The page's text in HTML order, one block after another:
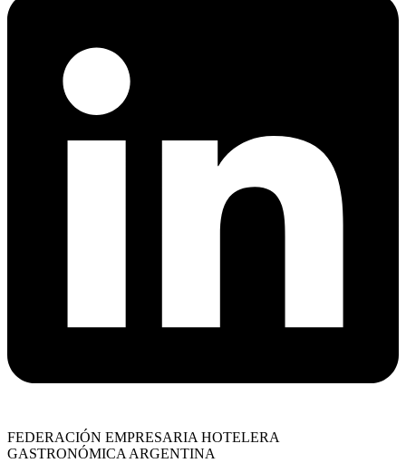
FEDERACIÓN EMPRESARIA HOTELERA
GASTRONÓMICA ARGENTINA